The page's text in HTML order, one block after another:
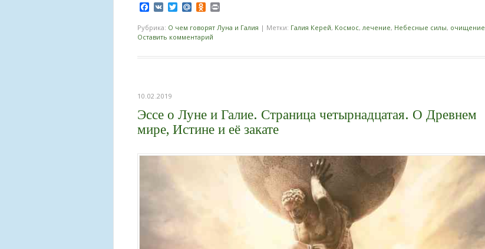
Facebook
VK TwitterMail.RuOdnoklassniki
Рубрика: О чем говорят Луна и Галия | Метки: Галия Керей, Космос, лечение, Небесные силы, очищение
Оставить комментарий
10.02.2019
Эссе о Луне и Галие. Страница четырнадцатая. О Древнем
мире, Истине и её закате